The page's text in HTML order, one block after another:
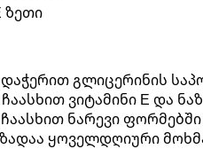
ზეთი
დაჭერით გლიცერინის
ჩაასხით ვიტამინი E და
ჩაასხით ნარევი
ყოველდღიური